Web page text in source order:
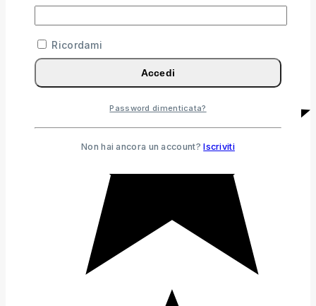
Ricordami
Accedi
Password dimenticata?
Non hai ancora un account?Iscriviti